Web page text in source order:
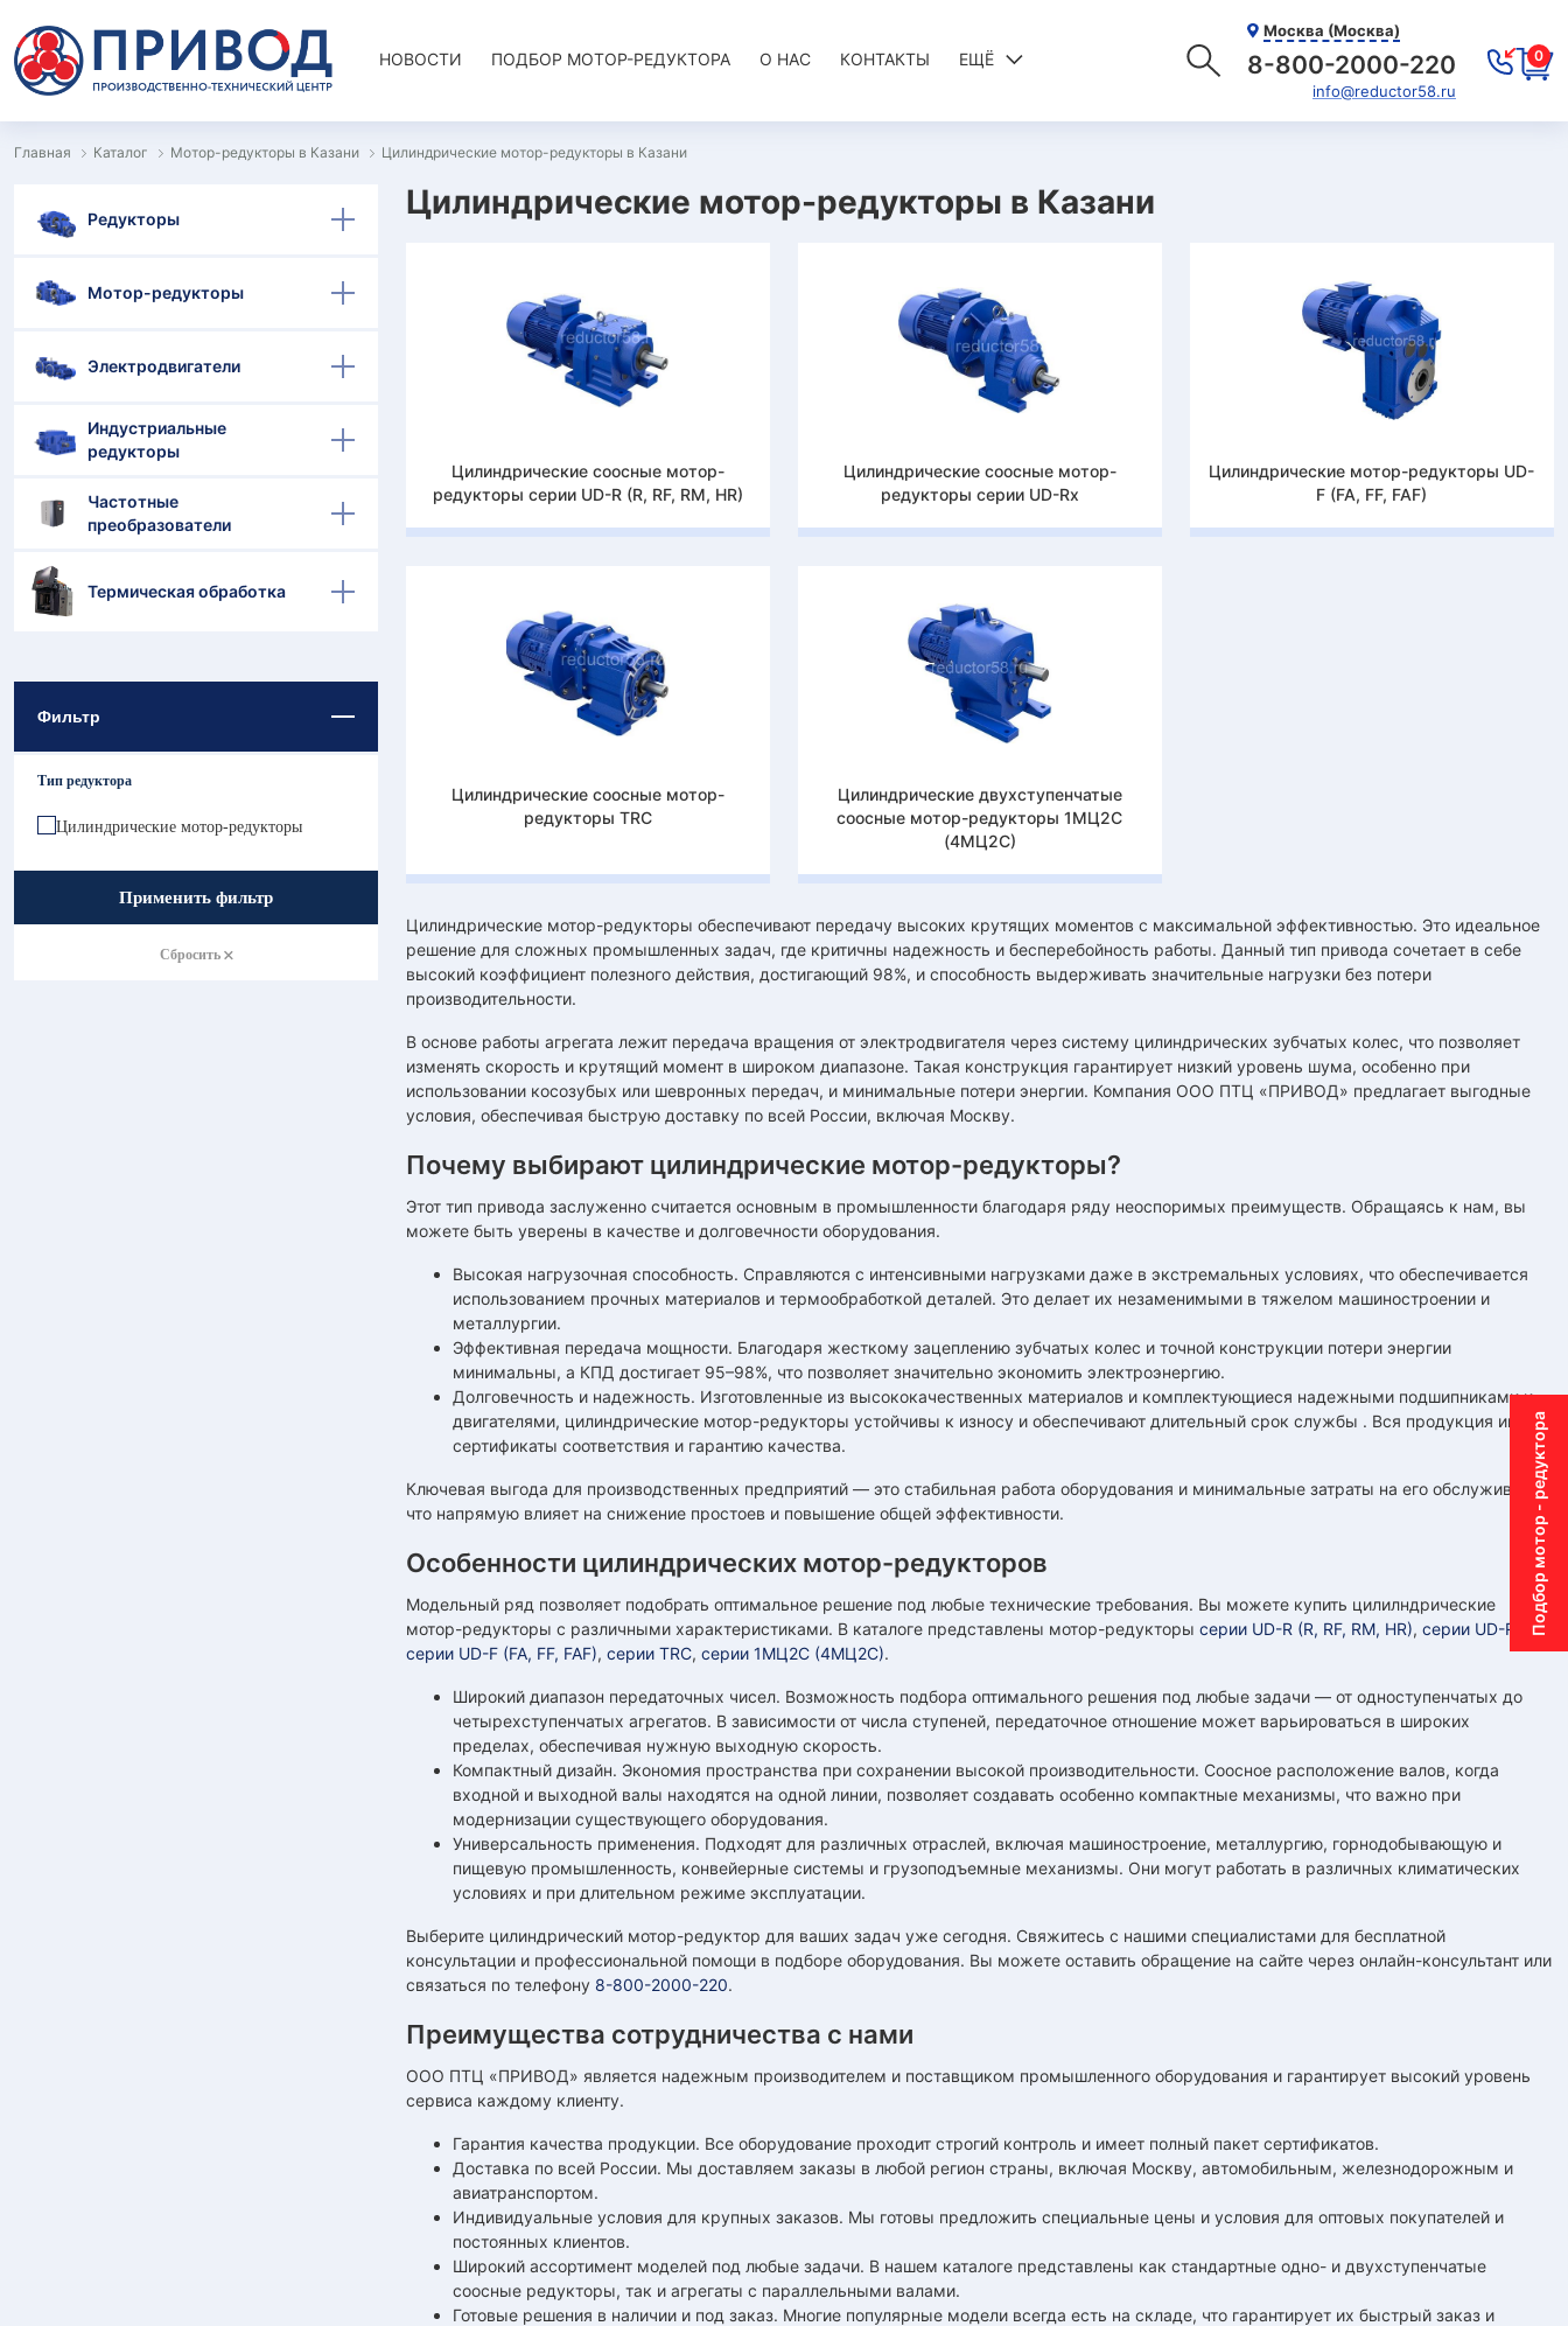
НОВОСТИ ПОДБОР МОТОР-РЕДУКТОРА О НАС КОНТАКТЫ ЕЩЁ
Москва (Москва)
8-800-2000-220
info@reductor58.ru
0
Подбор мотор - редуктора
Главная Каталог Мотор-редукторы в Казани Цилиндрические мотор-редукторы в Казани
Редукторы
Мотор-редукторы
Электродвигатели
Индустриальные
редукторы
Частотные
преобразователи
Термическая обработка
Фильтр
Тип редуктора
Цилиндрические мотор-редукторы
Применить фильтр
Сбросить
Цилиндрические мотор-редукторы в Казани
Цилиндрические соосные мотор-
редукторы серии UD-R (R, RF, RM, HR)
Цилиндрические соосные мотор-
редукторы серии UD-Rx
Цилиндрические мотор-редукторы UD-
F (FA, FF, FAF)
Цилиндрические соосные мотор-
редукторы TRC
Цилиндрические двухступенчатые
соосные мотор-редукторы 1МЦ2С
(4МЦ2С)
Цилиндрические мотор-редукторы обеспечивают передачу высоких крутящих моментов с максимальной эффективностью. Это идеальное
решение для сложных промышленных задач, где критичны надежность и бесперебойность работы. Данный тип привода сочетает в себе
высокий коэффициент полезного действия, достигающий 98%, и способность выдерживать значительные нагрузки без потери
производительности.
В основе работы агрегата лежит передача вращения от электродвигателя через систему цилиндрических зубчатых колес, что позволяет
изменять скорость и крутящий момент в широком диапазоне. Такая конструкция гарантирует низкий уровень шума, особенно при
использовании косозубых или шевронных передач, и минимальные потери энергии. Компания ООО ПТЦ «ПРИВОД» предлагает выгодные
условия, обеспечивая быструю доставку по всей России, включая Москву.
Почему выбирают цилиндрические мотор-редукторы?
Этот тип привода заслуженно считается основным в промышленности благодаря ряду неоспоримых преимуществ. Обращаясь к нам, вы
можете быть уверены в качестве и долговечности оборудования.
Высокая нагрузочная способность. Справляются с интенсивными нагрузками даже в экстремальных условиях, что обеспечивается
использованием прочных материалов и термообработкой деталей. Это делает их незаменимыми в тяжелом машиностроении и
металлургии.
Эффективная передача мощности. Благодаря жесткому зацеплению зубчатых колес и точной конструкции потери энергии
минимальны, а КПД достигает 95–98%, что позволяет значительно экономить электроэнергию.
Долговечность и надежность. Изготовленные из высококачественных материалов и комплектующиеся надежными подшипниками и
двигателями, цилиндрические мотор-редукторы устойчивы к износу и обеспечивают длительный срок службы . Вся продукция имеет
сертификаты соответствия и гарантию качества.
Ключевая выгода для производственных предприятий — это стабильная работа оборудования и минимальные затраты на его обслуживание,
что напрямую влияет на снижение простоев и повышение общей эффективности.
Особенности цилиндрических мотор-редукторов
Модельный ряд позволяет подобрать оптимальное решение под любые технические требования. Вы можете купить цилилндрические
мотор-редукторы с различными характеристиками. В каталоге представлены мотор-редукторы серии UD-R (R, RF, RM, HR), серии UD-Rx
серии UD-F (FA, FF, FAF), серии TRC, серии 1МЦ2С (4МЦ2С).
Широкий диапазон передаточных чисел. Возможность подбора оптимального решения под любые задачи — от одноступенчатых до
четырехступенчатых агрегатов. В зависимости от числа ступеней, передаточное отношение может варьироваться в широких
пределах, обеспечивая нужную выходную скорость.
Компактный дизайн. Экономия пространства при сохранении высокой производительности. Соосное расположение валов, когда
входной и выходной валы находятся на одной линии, позволяет создавать особенно компактные механизмы, что важно при
модернизации существующего оборудования.
Универсальность применения. Подходят для различных отраслей, включая машиностроение, металлургию, горнодобывающую и
пищевую промышленность, конвейерные системы и грузоподъемные механизмы. Они могут работать в различных климатических
условиях и при длительном режиме эксплуатации.
Выберите цилиндрический мотор-редуктор для ваших задач уже сегодня. Свяжитесь с нашими специалистами для бесплатной
консультации и профессиональной помощи в подборе оборудования. Вы можете оставить обращение на сайте через онлайн-консультант или
связаться по телефону 8-800-2000-220.
Преимущества сотрудничества с нами
ООО ПТЦ «ПРИВОД» является надежным производителем и поставщиком промышленного оборудования и гарантирует высокий уровень
сервиса каждому клиенту.
Гарантия качества продукции. Все оборудование проходит строгий контроль и имеет полный пакет сертификатов.
Доставка по всей России. Мы доставляем заказы в любой регион страны, включая Москву, автомобильным, железнодорожным и
авиатранспортом.
Индивидуальные условия для крупных заказов. Мы готовы предложить специальные цены и условия для оптовых покупателей и
постоянных клиентов.
Широкий ассортимент моделей под любые задачи. В нашем каталоге представлены как стандартные одно- и двухступенчатые
соосные редукторы, так и агрегаты с параллельными валами.
Готовые решения в наличии и под заказ. Многие популярные модели всегда есть на складе, что гарантирует их быстрый заказ и